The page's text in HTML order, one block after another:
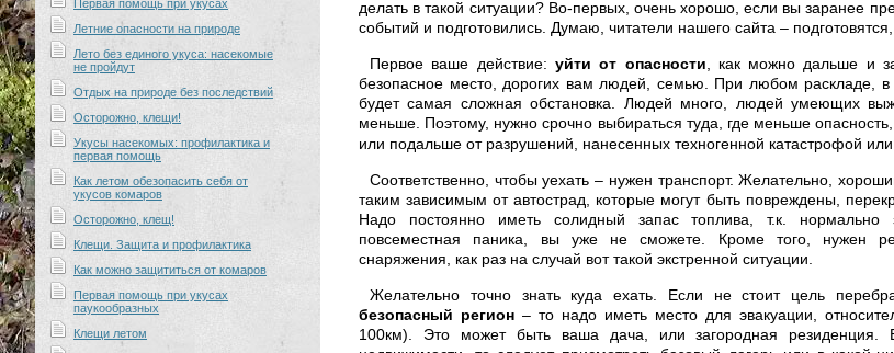
Первая помощь при укусах
Летние опасности на природе
Лето без единого укуса: насекомые
не пройдут
Отдых на природе без последствий
Осторожно, клещи!
Укусы насекомых: профилактика и
первая помощь
Как летом обезопасить себя от
укусов комаров
Осторожно, клещ!
Клещи. Защита и профилактика
Как можно защититься от комаров
Первая помощь при укусах
паукообразных
Клещи летом
делать в такой ситуации? Во-первых, очень хорошо, если вы заранее
событий и подготовились. Думаю, читатели нашего сайта – подготовятся,
Первое ваше действие: уйти от опасности , как можно дальше и
безопасное место, дорогих вам людей, семью. При любом раскладе, в
будет самая сложная обстановка. Людей много, людей умеющих
меньше. Поэтому, нужно срочно выбираться туда, где меньше
или подальше от разрушений, нанесенных техногенной катастрофой
Соответственно, чтобы уехать – нужен транспорт. Желательно,
таким зависимым от автострад, которые могут быть повреждены,
Надо постоянно иметь солидный запас топлива, т.к. нормально
повсеместная паника, вы уже не сможете. Кроме того, нужен
снаряжения, как раз на случай вот такой экстренной ситуации.
Желательно точно знать куда ехать. Если не стоит цель
безопасный регион – то надо иметь место для эвакуации,
100км). Это может быть ваша дача, или загородная